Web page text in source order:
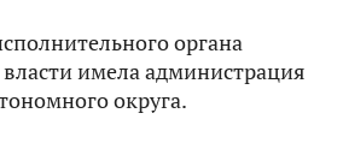
органа
власти имела администрация
округа.